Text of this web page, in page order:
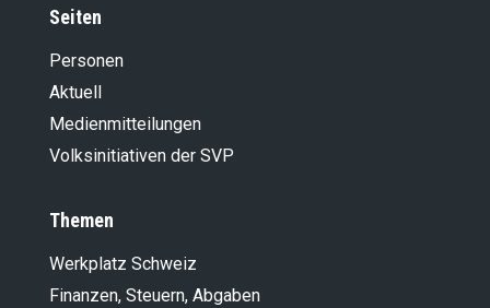
Seiten
Personen
Aktuell
Medienmitteilungen
Volksinitiativen der SVP
Themen
Werkplatz Schweiz
Finanzen, Steuern, Abgaben